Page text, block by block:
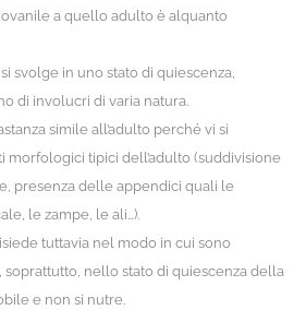
a quello adulto è alquanto
svolge in uno stato di quiescenza,
di involucri di varia natura.
simile all’adulto perché vi si
tipici dell’adulto (suddivisione
presenza delle appendici quali le
le zampe, le ali…).
tuttavia nel modo in cui sono
nello stato di quiescenza della
e non si nutre.